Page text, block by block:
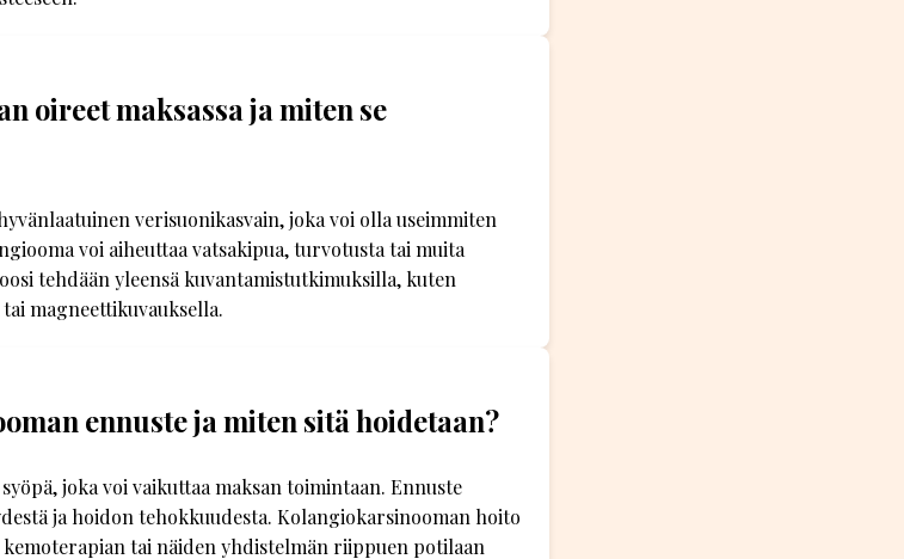
oireet maksassa ja miten se
verisuonikasvain, joka voi olla useimmiten
voi aiheuttaa vatsakipua, turvotusta tai muita
tehdään yleensä kuvantamistutkimuksilla, kuten
magneettikuvauksella.
ennuste ja miten sitä hoidetaan?
joka voi vaikuttaa maksan toimintaan. Ennuste
ja hoidon tehokkuudesta. Kolangiokarsinooman hoito
kemoterapian tai näiden yhdistelmän riippuen potilaan